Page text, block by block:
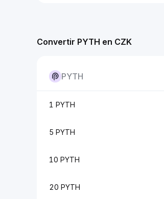
Convertir PYTH en CZK
PYTH
1 PYTH
5 PYTH
10 PYTH
20 PYTH